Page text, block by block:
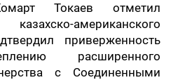
Токаев отметил
американского
приверженность
расширенного
с Соединенными